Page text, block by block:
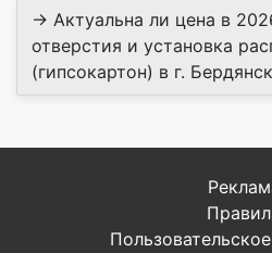
→ Актуальна ли цена в
отверстия и установка
(гипсокартон) в г.